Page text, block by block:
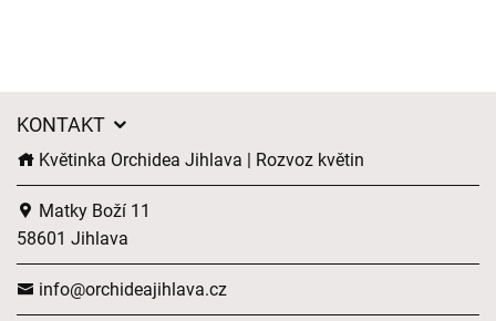
KONTAKT
Květinka Orchidea Jihlava | Rozvoz květin
Matky Boží 11
58601 Jihlava
info@orchideajihlava.cz